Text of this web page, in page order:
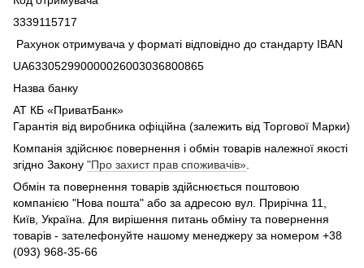
3339115717
Рахунок отримувача у форматі відповідно до стандарту IBAN
UA633052990000026003036800865
Назва банку
АТ КБ «ПриватБанк»
Гарантія від виробника офіційна (залежить від Торгової Марки)
Компанія здійснює повернення і обмін товарів належної якості
згідно Закону "Про захист прав споживачів»
Обмін та повернення товарів здійснюється поштовою
компанією "Нова пошта" або за адресою вул. Прирічна 11,
Київ, Україна. Для вирішення питань обміну та повернення
товарів - зателефонуйте нашому менеджеру за номером +38
(093) 968-35-66